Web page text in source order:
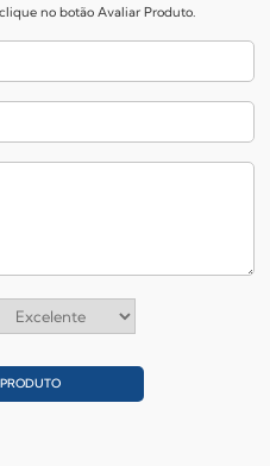
no botão Avaliar Produto.